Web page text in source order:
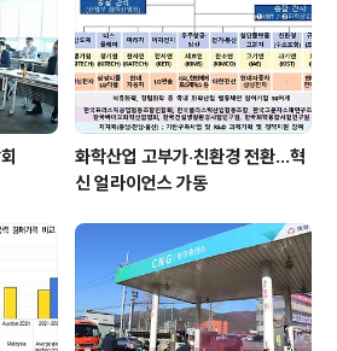
화학산업 고부가‧친환경 전환…혁
신 얼라이언스 가동